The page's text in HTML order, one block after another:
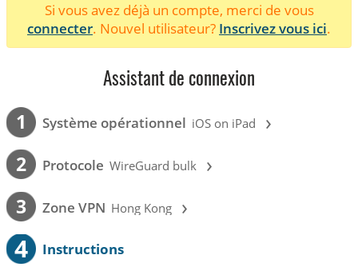
Si vous avez déjà un compte, merci de vous
connecter. Nouvel utilisateur? Inscrivez vous ici.
Assistant de connexion
1 Système opérationnel iOS on iPad ›
2 Protocole WireGuard bulk ›
3 Zone VPN Hong Kong ›
4 Instructions